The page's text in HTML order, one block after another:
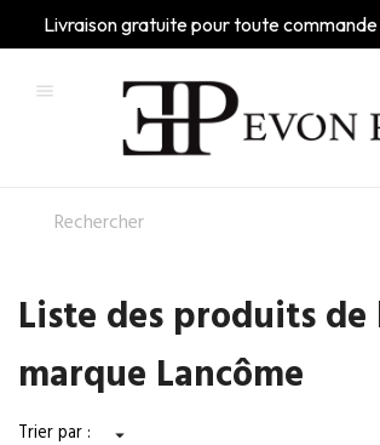
Livraison gratuite pour toute

Liste des produits de
marque Lancôme
Trier par : 